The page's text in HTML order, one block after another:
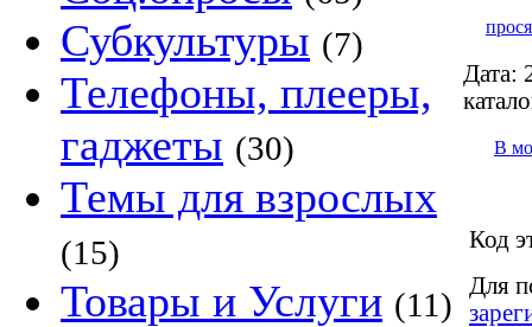
Субкультуры (7)
Телефоны, плееры,
гаджеты (30)
Темы для взрослых
(15)
Товары и Услуги (11)
Дата:
В
Код
Для